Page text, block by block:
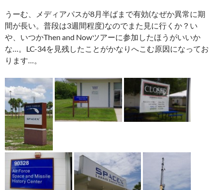
うーむ、メディアパスが8月半ばまで有効(なぜか異常に期
間が長い。普段は3週間程度)なのでまた見に行くか？い
や、いつかThen and Nowツアーに参加したほうがいいか
な…。LC-34を見残したことがかなりへこむ原因になってお
ります…。